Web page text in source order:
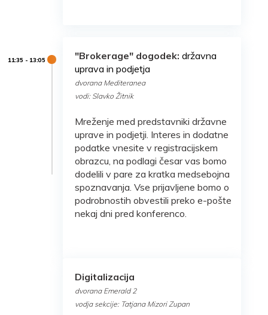
"Brokerage" dogodek: državna
uprava in podjetja
dvorana Mediteranea
vodi: Slavko Žitnik
Mreženje med predstavniki državne
uprave in podjetji. Interes in dodatne
podatke vnesite v registracijskem
obrazcu, na podlagi česar vas bomo
dodelili v pare za kratka medsebojna
spoznavanja. Vse prijavljene bomo o
podrobnostih obvestili preko e-pošte
nekaj dni pred konferenco.
Digitalizacija
dvorana Emerald 2
vodja sekcije: Tatjana Mizori Zupan